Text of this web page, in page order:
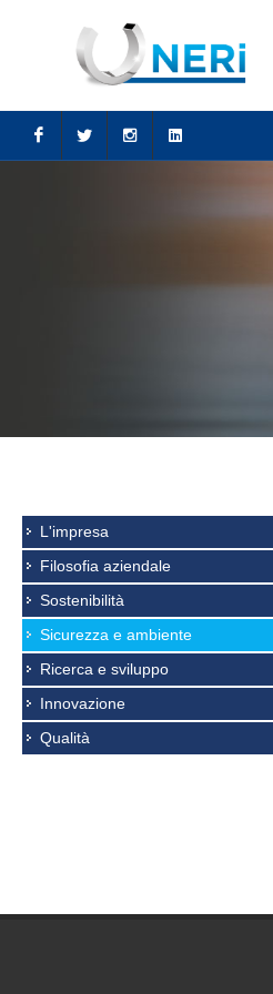
L'impresa
Filosofia aziendale
Sostenibilità
Sicurezza e ambiente
Ricerca e sviluppo
Innovazione
Qualità